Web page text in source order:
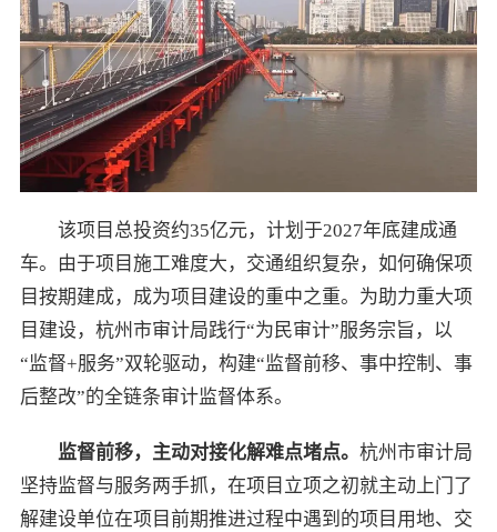
该项目总投资约35亿元，计划于2027年底建成通
车。由于项目施工难度大，交通组织复杂，如何确保项
目按期建成，成为项目建设的重中之重。为助力重大项
目建设，杭州市审计局践行“为民审计”服务宗旨，以
“监督+服务”双轮驱动，构建“监督前移、事中控制、事
后整改”的全链条审计监督体系。
监督前移，主动对接化解难点堵点。 杭州市审计局
坚持监督与服务两手抓，在项目立项之初就主动上门了
解建设单位在项目前期推进过程中遇到的项目用地、交